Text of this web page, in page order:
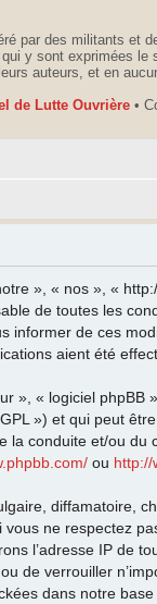
par des militants et
y sont exprimées le
auteurs, et en
de Lutte Ouvrière •
», « nos », «
de toutes les
informer de ces
aient été
», « logiciel
») et qui peut
conduite et/ou
ou http://
diffamatoire,
ne respectez
l’adresse IP de
de verrouiller
dans notre